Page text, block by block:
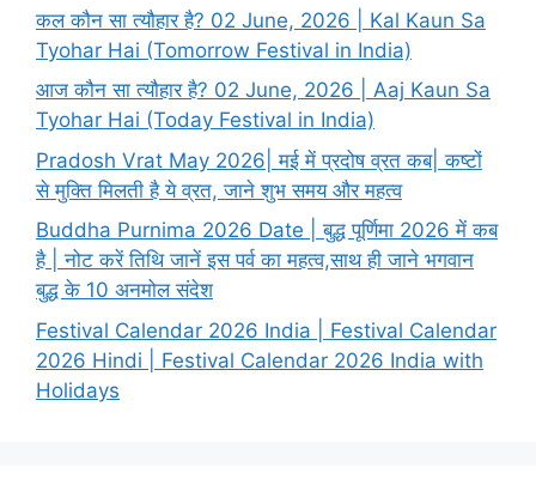
कल कौन सा त्यौहार है? 02 June, 2026 | Kal Kaun Sa
Tyohar Hai (Tomorrow Festival in India)
आज कौन सा त्यौहार है? 02 June, 2026 | Aaj Kaun Sa
Tyohar Hai (Today Festival in India)
Pradosh Vrat May 2026| मई में प्रदोष व्रत कब| कष्टों
से मुक्ति मिलती है ये व्रत, जाने शुभ समय और महत्व
Buddha Purnima 2026 Date | बुद्ध पूर्णिमा 2026 में कब
है | नोट करें तिथि जानें इस पर्व का महत्व,साथ ही जाने भगवान
बुद्ध के 10 अनमोल संदेश
Festival Calendar 2026 India | Festival Calendar
2026 Hindi | Festival Calendar 2026 India with
Holidays